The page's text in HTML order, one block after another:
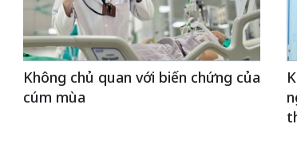
Không chủ quan với biến chứng của
cúm mùa